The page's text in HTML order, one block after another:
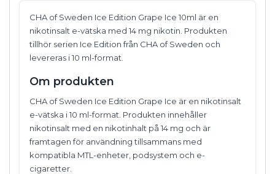
CHA of Sweden Ice Edition Grape Ice 10ml är en
nikotinsalt e-vätska med 14 mg nikotin. Produkten
tillhör serien Ice Edition från CHA of Sweden och
levereras i 10 ml-format.
Om produkten
CHA of Sweden Ice Edition Grape Ice är en nikotinsalt
e-vätska i 10 ml-format. Produkten innehåller
nikotinsalt med en nikotinhalt på 14 mg och är
framtagen för användning tillsammans med
kompatibla MTL-enheter, podsystem och e-
cigaretter.